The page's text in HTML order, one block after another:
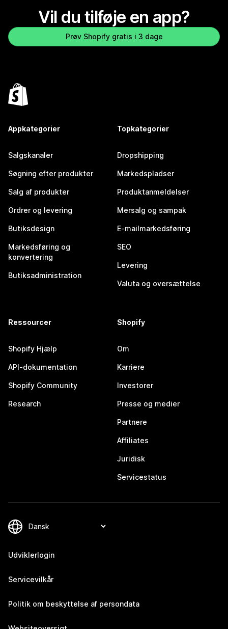
Vil du tilføje en app?
Prøv Shopify gratis i 3 dage
Appkategorier
Salgskanaler
Søgning efter produkter
Salg af produkter
Ordrer og levering
Butiksdesign
Markedsføring og
konvertering
Butiksadministration
Topkategorier
Dropshipping
Markedspladser
Produktanmeldelser
Mersalg og sampak
E-mailmarkedsføring
SEO
Levering
Valuta og oversættelse
Ressourcer
Shopify Hjælp
API-dokumentation
Shopify Community
Research
Shopify
Om
Karriere
Investorer
Presse og medier
Partnere
Affiliates
Juridisk
Servicestatus
Udviklerlogin
Servicevilkår
Politik om beskyttelse af persondata